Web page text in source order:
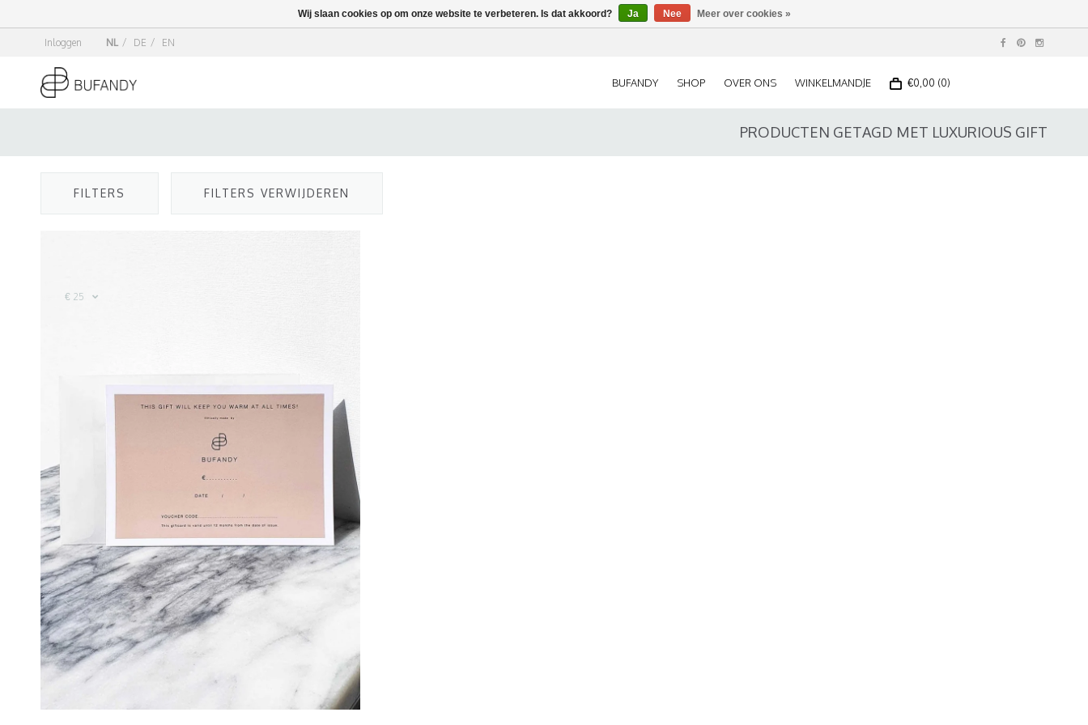
Inloggen NL / DE / EN
BUFANDY SHOP OVER ONS WINKELMANDJE €0,00 (0)
PRODUCTEN GETAGD MET LUXURIOUS GIFT
FILTERS FILTERS VERWIJDEREN
Wij slaan cookies op om onze website te verbeteren. Is dat akkoord? Ja Nee Meer over cookies »